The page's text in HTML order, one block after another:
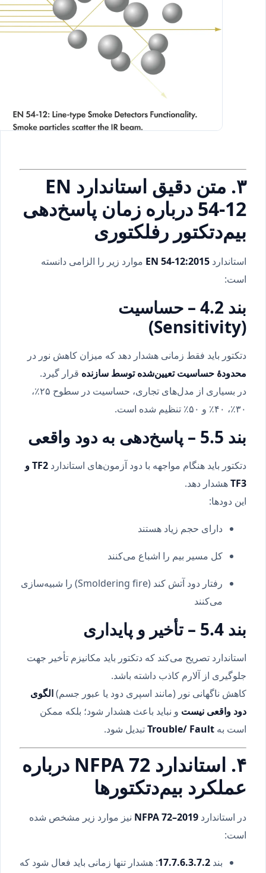
۳. متن دقیق استاندارد EN
54-12 درباره زمان پاسخ‌دهی
بیم‌دتکتور رفلکتوری
استانداردEN 54-12:2015موارد زیر را الزامی دانسته
است:
بند 4.2 – حساسیت
(Sensitivity)
دتکتور باید فقط زمانی هشدار دهد که میزان کاهش نور در
محدودهٔ حساسیت تعیین‌شده توسط سازندهقرار گیرد.
در بسیاری از مدل‌های تجاری، حساسیت در سطوح ۲۵٪،
۳۰٪، ۴۰٪ و ۵۰٪ تنظیم شده است.
بند 5.5 – پاسخ‌دهی به دود واقعی
دتکتور باید هنگام مواجهه با دود آزمون‌های استاندارد
TF2 و
TF3هشدار دهد.
این دودها:
دارای حجم زیاد هستند
کل مسیر بیم را اشباع می‌کنند
رفتار دود آتش کند (Smoldering fire) را شبیه‌سازی
می‌کنند
بند 5.4 – تأخیر و پایداری
استاندارد تصریح می‌کند که دتکتور باید مکانیزم تأخیر جهت
جلوگیری از آلارم کاذب داشته باشد.
کاهش ناگهانی نور (مانند اسپری دود یا عبور جسم)الگوی
دود واقعی نیستو نباید باعث هشدار شود؛ بلکه ممکن
است بهTrouble/ Faultتبدیل شود.
۴. استاندارد NFPA 72 درباره
عملکرد بیم‌دتکتورها
در استانداردNFPA 72–2019نیز موارد زیر مشخص شده
است:
بند17.7.6.3.7.2: هشدار تنها زمانی باید فعال شود که